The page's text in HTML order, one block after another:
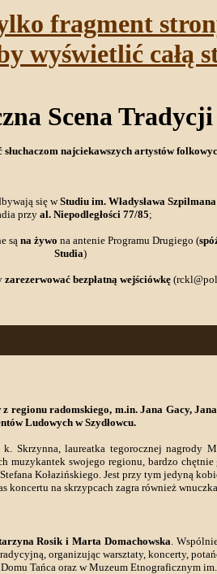
fragment
wyświetlić całą
Scena Tradycji
najciekawszych artystów
się wStudiu im. Władysława Szpilmana
przy al. Niepodległości 77/85;
są na żywo na antenie Programu Drugiego (
Studia)
zarezerwować bezpłatną wejściówkę
radomskiego, m.in. Jana Gacy,
Ludowych w Szydłowcu.
Skrzynna, laureatka tegorocznej nagrody
muzykantek swojego regionu, bardzo
Kołazińskiego. Jest przy tym jedyną
na skrzypcach zagra również
Rosik i Marta Domachowska.
organizując warsztaty, koncerty,
Tańca oraz w Muzeum Etnograficznym